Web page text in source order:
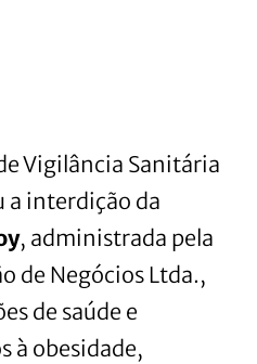
Vigilância Sanitária
interdição da
, administrada pela
de Negócios Ltda.,
de saúde e
à obesidade,